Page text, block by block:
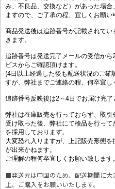
み、不良品、交換など）があった場
ますので、ご了承の程、宜しくお願い
商品発送後は追跡番号が記載されて
きます。
追跡番号は発送完了メールの受信か
ビスからご確認頂けます。
(4日以上経過した後も配送状況のご
すが、弊社までご連絡の程、何卒宜し
追跡番号反映後は2～4日でお届け完了
弊社は在庫販売を行っておらず、取
受け取った後、弊社にて検品を行っ
を採用しております。
大変恐れ入りますが、上記販売形態
が出来かねます。
ご理解の程何卒宜しくお願い致します。
■発送元は中国のため、配送期間に
上、ご購入をお願いいたします。